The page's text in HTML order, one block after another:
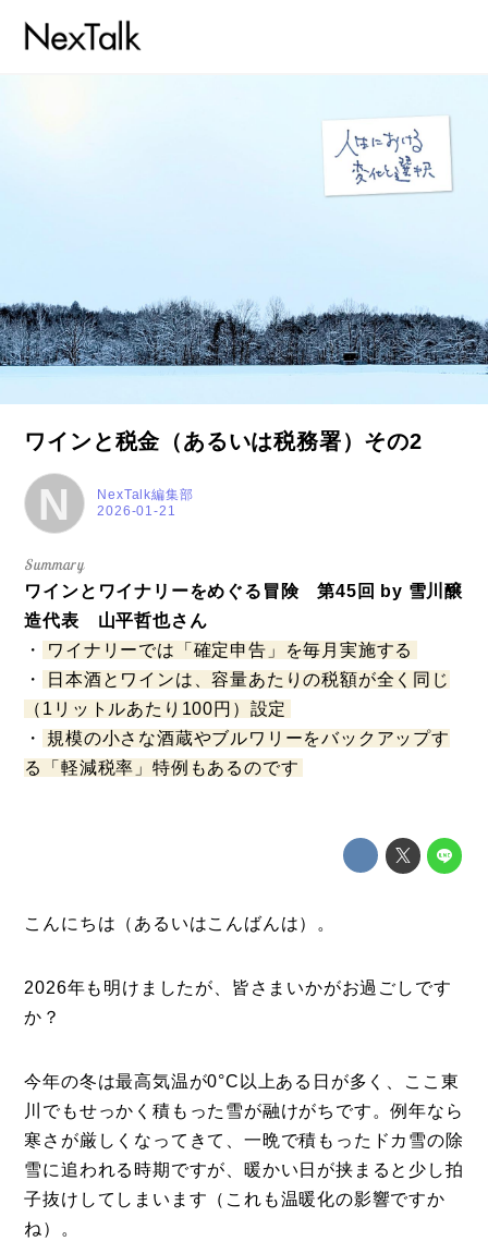
ワインと税金（あるいは税務署）その2
N 2026-01-21
NexTalk編集部
ワインとワイナリーをめぐる冒険 第45回 by 雪川醸
造代表 山平哲也さん
・
ワイナリーでは「確定申告」を毎月実施する
・
日本酒とワインは、容量あたりの税額が全く同じ
（1リットルあたり100円）設定
・
規模の小さな酒蔵やブルワリーをバックアップす
る「軽減税率」特例もあるのです
こんにちは（あるいはこんばんは）。
2026年も明けましたが、皆さまいかがお過ごしです
か？
今年の冬は最高気温が0°C以上ある日が多く、ここ東
川でもせっかく積もった雪が融けがちです。例年なら
寒さが厳しくなってきて、一晩で積もったドカ雪の除
雪に追われる時期ですが、暖かい日が挟まると少し拍
子抜けしてしまいます（これも温暖化の影響ですか
ね）。